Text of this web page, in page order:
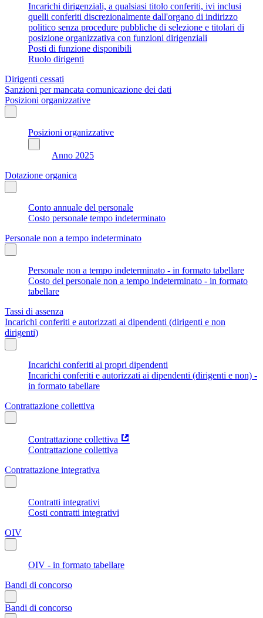
Incarichi dirigenziali, a qualsiasi titolo conferiti, ivi inclusi
quelli conferiti discrezionalmente dall'organo di indirizzo
politico senza procedure pubbliche di selezione e titolari di
posizione organizzativa con funzioni dirigenziali
Posti di funzione disponibili
Ruolo dirigenti
Dirigenti cessati
Sanzioni per mancata comunicazione dei dati
Posizioni organizzative
Posizioni organizzative
Anno 2025
Dotazione organica
Conto annuale del personale
Costo personale tempo indeterminato
Personale non a tempo indeterminato
Personale non a tempo indeterminato - in formato tabellare
Costo del personale non a tempo indeterminato - in formato
tabellare
Tassi di assenza
Incarichi conferiti e autorizzati ai dipendenti (dirigenti e non
dirigenti)
Incarichi conferiti ai propri dipendenti
Incarichi conferiti e autorizzati ai dipendenti (dirigenti e non) -
in formato tabellare
Contrattazione collettiva
Contrattazione collettiva
Contrattazione collettiva
Contrattazione integrativa
Contratti integrativi
Costi contratti integrativi
OIV
OIV - in formato tabellare
Bandi di concorso
Bandi di concorso